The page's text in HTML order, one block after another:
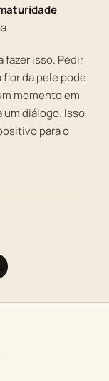
fazer isso. Pedir
da pele pode
momento em
um diálogo. Isso
para o